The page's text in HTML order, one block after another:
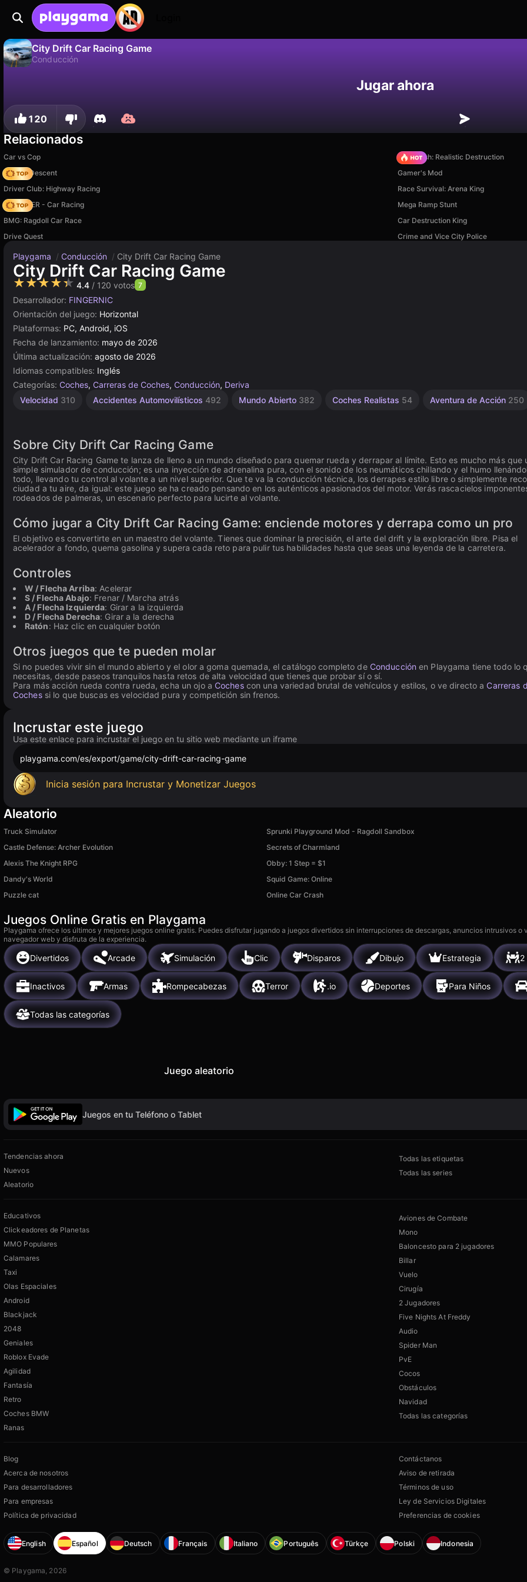
City Drift Car Racing Game
Conducción
Jugar ahora
120
Relacionados
Car vs Cop
Car Crush: Realistic Destruction
Deadly Descent
Gamer's Mod
Driver Club: Highway Racing
Race Survival: Arena King
MR RACER - Car Racing
Mega Ramp Stunt
BMG: Ragdoll Car Race
Car Destruction King
Drive Quest
Crime and Vice City Police
Playgama / Conducción / City Drift Car Racing Game
City Drift Car Racing Game
★★★★★ 4.4 / 120 votos 7
Desarrollador: FINGERNIC
Orientación del juego: Horizontal
Plataformas: PC, Android, iOS
Fecha de lanzamiento: mayo de 2026
Última actualización: agosto de 2026
Idiomas compatibles: Inglés
Categorías: Coches, Carreras de Coches, Conducción, Deriva
Velocidad 310 Accidentes Automovilísticos 492 Mundo Abierto 382 Coches Realistas 54 Aventura de Acción 250
Sobre City Drift Car Racing Game
City Drift Car Racing Game te lanza de lleno a un mundo diseñado para quemar rueda y derrapar al límite. Esto es mucho más que
simple simulador de conducción; es una inyección de adrenalina pura, con el sonido de los neumáticos chillando y el humo
todo, llevando tu control al volante a un nivel superior. Que te va la conducción técnica, los derrapes estilo libre o simplemente
ciudad a tu aire, da igual: este juego se ha creado pensando en los auténticos apasionados del motor. Verás rascacielos
rodeados de palmeras, un escenario perfecto para lucirte al volante.
Cómo jugar a City Drift Car Racing Game: enciende motores y derrapa como un pro
El objetivo es convertirte en un maestro del volante. Tienes que dominar la precisión, el arte del drift y la exploración libre. Pisa el
acelerador a fondo, quema gasolina y supera cada reto para pulir tus habilidades hasta que seas una leyenda de la carretera.
Controles
W / Flecha Arriba: Acelerar
S / Flecha Abajo: Frenar / Marcha atrás
A / Flecha Izquierda: Girar a la izquierda
D / Flecha Derecha: Girar a la derecha
Ratón: Haz clic en cualquier botón
Otros juegos que te pueden molar
Si no puedes vivir sin el mundo abierto y el olor a goma quemada, el catálogo completo de Conducción en Playgama tiene todo lo
necesitas, desde paseos tranquilos hasta retos de alta velocidad que tienes que probar sí o sí.
Para más acción rueda contra rueda, echa un ojo a Cochescon una variedad brutal de vehículos y estilos, o ve directo a Carreras
Cochessi lo que buscas es velocidad pura y competición sin frenos.
Incrustar este juego
Usa este enlace para incrustar el juego en tu sitio web mediante un iframe
playgama.com/es/export/game/city-drift-car-racing-game
Inicia sesión para Incrustar y Monetizar Juegos
Aleatorio
Truck Simulator Sprunki Playground Mod - Ragdoll Sandbox
Castle Defense: Archer Evolution
Secrets of Charmland
Alexis The Knight RPG
Obby: 1 Step = $1
Dandy's World
Squid Game: Online
Puzzle cat
Online Car Crash
Juegos Online Gratis en Playgama
Playgama ofrece los últimos y mejores juegos online gratis. Puedes disfrutar jugando a juegos divertidos sin interrupciones de descargas, anuncios intrusivos
navegador web y disfruta de la experiencia.
Divertidos Arcade Simulación Clic Disparos Dibujo Estrategia 2
Inactivos Armas Rompecabezas Terror .io Deportes Para Niños
Todas las categorías
Juego aleatorio
Juegos en tu Teléfono o Tablet
Tendencias ahora
Nuevos
Aleatorio
Todas las etiquetas
Todas las series
Educativos
Clickeadores de Planetas
MMO Populares
Calamares
Taxi
Olas Espaciales
Android
Blackjack
2048
Geniales
Roblox Evade
Agilidad
Fantasía
Retro
Coches BMW
Ranas
Aviones de Combate
Mono
Baloncesto para 2 jugadores
Billar
Vuelo
Cirugía
2 Jugadores
Five Nights At Freddy
Audio
Spider Man
PvE
Cocos
Obstáculos
Navidad
Todas las categorías
Blog
Acerca de nosotros
Para desarrolladores
Para empresas
Política de privacidad
Contáctanos
Aviso de retirada
Términos de uso
Ley de Servicios Digitales
Preferencias de cookies
English Español Deutsch Français Italiano Português Türkçe Polski Indonesia
© Playgama, 2026